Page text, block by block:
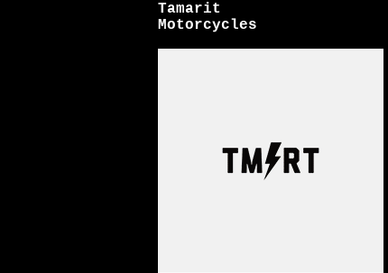
Tamarit
Motorcycles